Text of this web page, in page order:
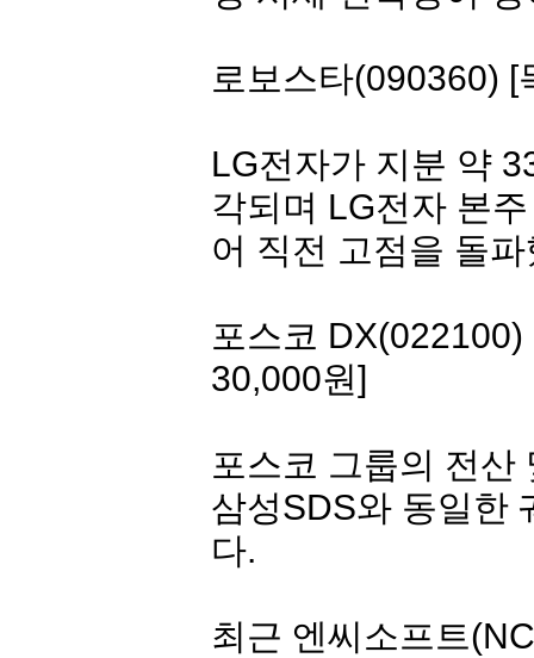
로보스타(090360) [
LG전자가 지분 약
각되며 LG전자 본
어 직전 고점을 돌
포스코
30,000원]
포스코 그룹의 전산
삼성SDS와 동일한
다.
최근 엔씨소프트(NC